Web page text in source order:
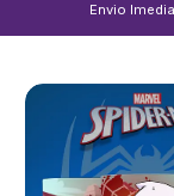
Envio